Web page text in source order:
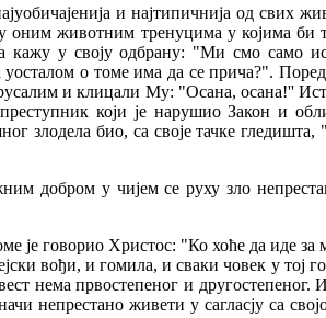
и најтипичнија од свих
животним тренуцима у којима би
у своју одбрану: "Ми смо само
о томе има да се прича?".
и клицали Му: "Осана, осана!''
који је нарушио Закон и
злодела био, са своје тачке
добром у чијем се руху зло
је говорио Христос: "Ко хоће да иде
вођи, и гомила, и сваки човек у тој
нема првостепеног и
непрестано живети у сагласју са